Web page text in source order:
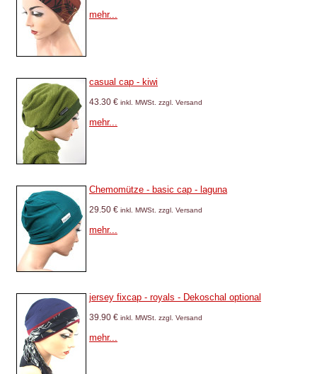
mehr...
casual cap - kiwi
43.30 € inkl. MWSt. zzgl. Versand
mehr...
Chemomütze - basic cap - laguna
29.50 € inkl. MWSt. zzgl. Versand
mehr...
jersey fixcap - royals - Dekoschal optional
39.90 € inkl. MWSt. zzgl. Versand
mehr...